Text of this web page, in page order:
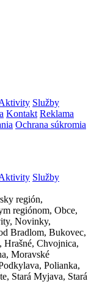
Služby
Kontakt Reklama
Ochrana súkromia
Služby